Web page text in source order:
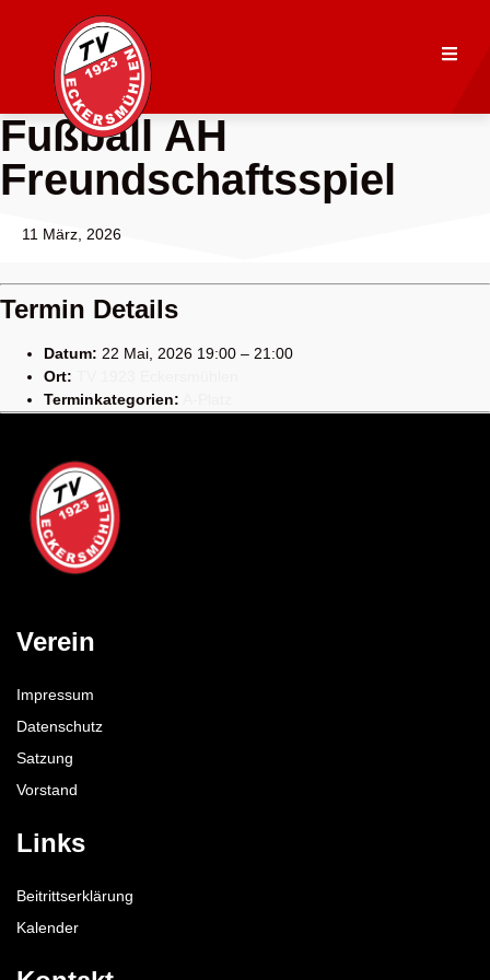
Fußball AH
Freundschaftsspiel
11 März, 2026
Termin Details
Datum: 22 Mai, 2026 19:00 – 21:00
Ort:
Terminkategorien:
Verein
Impressum
Datenschutz
Satzung
Vorstand
Links
Beitrittserklärung
Kalender